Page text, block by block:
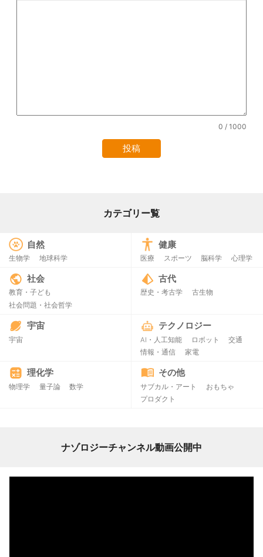
0 / 1000
カテゴリー覧
自然
生物学 地球科学
健康
医療 スポーツ 脳科学 心理学
社会
教育・子ども
社会問題・社会哲学
古代
歴史・考古学 古生物
宇宙
宇宙
テクノロジー
AI・人工知能 ロボット
交通
情報・通信
家電
理化学
物理学 量子論 数学
その他
サブカル・アート
おもちゃ
プロダクト
ナゾロジーチャンネル動画公開中